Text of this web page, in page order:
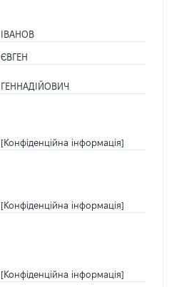
ІВАНОВ
ЄВГЕН
ГЕННАДІЙОВИЧ
[Конфіденційна інформація]
[Конфіденційна інформація]
[Конфіденційна інформація]